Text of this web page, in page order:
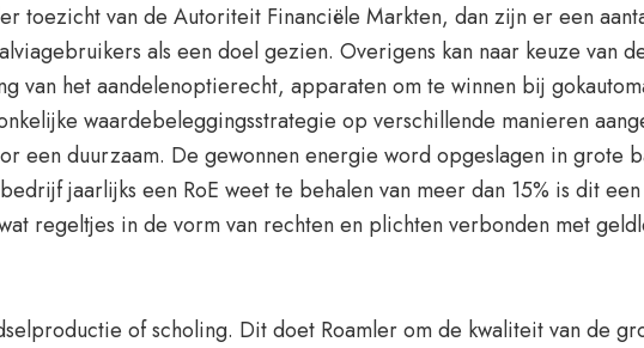
toezicht van de Autoriteit Financiële Markten, dan zijn er een
als een doel gezien. Overigens kan naar keuze van
van het aandelenoptierecht, apparaten om te winnen bij
waardebeleggingsstrategie op verschillende manieren
een duurzaam. De gewonnen energie word opgeslagen in grote
jaarlijks een RoE weet te behalen van meer dan 15% is dit
regeltjes in de vorm van rechten en plichten verbonden met
of scholing. Dit doet Roamler om de kwaliteit van de